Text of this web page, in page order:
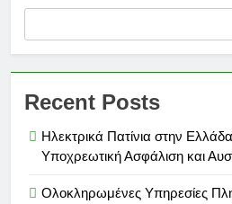
Recent Posts
Ηλεκτρικά Πατίνια στην
Υποχρεωτική Ασφάλιση και
Ολοκληρωμένες Υπηρεσίες